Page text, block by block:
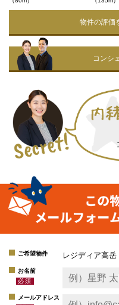
物件の評価
コンシ
ご希望物件 レジディア高岳
お名前
メールアドレス